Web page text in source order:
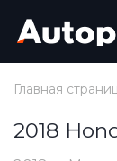
Главная
2018